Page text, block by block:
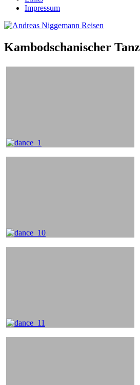
Impressum
Kambodschanischer Tanz